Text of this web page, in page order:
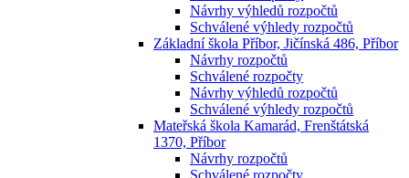
Návrhy výhledů rozpočtů
Schválené výhledy rozpočtů
Základní škola Příbor, Jičínská 486, Příbor
Návrhy rozpočtů
Schválené rozpočty
Návrhy výhledů rozpočtů
Schválené výhledy rozpočtů
Mateřská škola Kamarád, Frenštátská
1370, Příbor
Návrhy rozpočtů
Schválené rozpočty